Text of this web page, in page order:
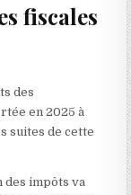
fiscales
des
en 2025 à
suites de cette
des impôts va